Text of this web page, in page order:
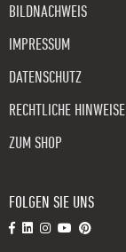
BILDNACHWEIS
IMPRESSUM
DATENSCHUTZ
RECHTLICHE HINWEISE
ZUM SHOP
FOLGEN SIE UNS